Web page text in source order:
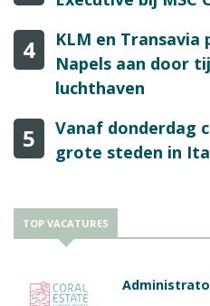
4
KLM en Transavia
Napels aan door
luchthaven
5
Vanaf donderdag
grote steden in
TOP VACATURES